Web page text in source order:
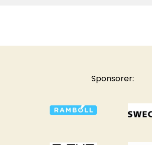
Sponsorer: